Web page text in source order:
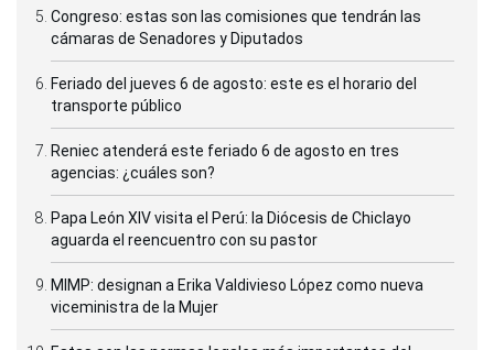
Congreso: estas son las comisiones que tendrán las
cámaras de Senadores y Diputados
Feriado del jueves 6 de agosto: este es el horario del
transporte público
Reniec atenderá este feriado 6 de agosto en tres
agencias: ¿cuáles son?
Papa León XIV visita el Perú: la Diócesis de Chiclayo
aguarda el reencuentro con su pastor
MIMP: designan a Erika Valdivieso López como nueva
viceministra de la Mujer